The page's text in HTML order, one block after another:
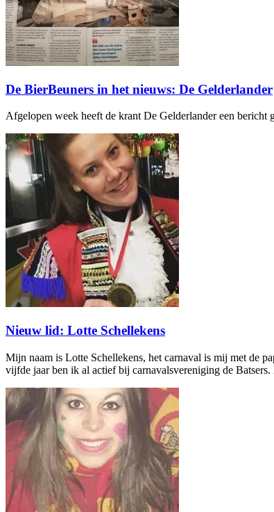
De BierBeuners in het nieuws: De Gelderlander
Afgelopen week heeft de krant De Gelderlander een bericht
Nieuw lid: Lotte Schellekens
Mijn naam is Lotte Schellekens, het carnaval is mij met de
vijfde jaar ben ik al actief bij carnavalsvereniging de